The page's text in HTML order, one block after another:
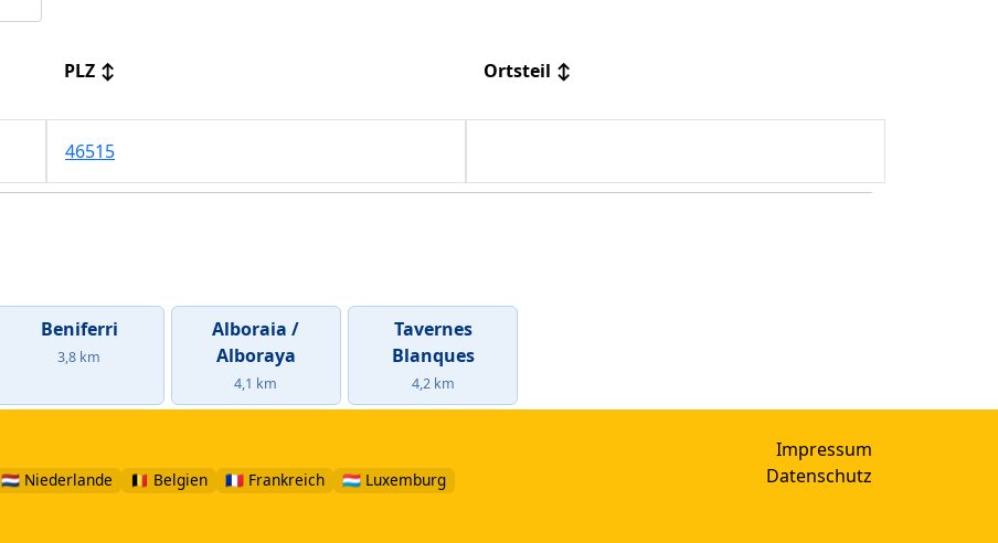
PLZ ↕ Ortsteil ↕
46515
Beniferri
3,8 km
Alboraia /
Alboraya
4,1 km
Tavernes
Blanques
4,2 km
🇳🇱 Niederlande 🇧🇪 Belgien 🇫🇷 Frankreich
🇱🇺 Luxemburg
Impressum
Datenschutz